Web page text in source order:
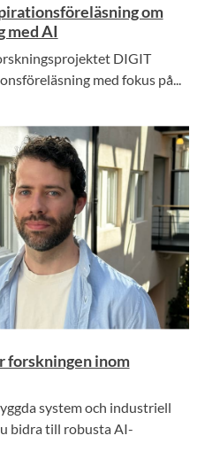
om
med AI
DIGIT
med fokus på...
forskningen inom
system och industriell
bidra till robusta AI-